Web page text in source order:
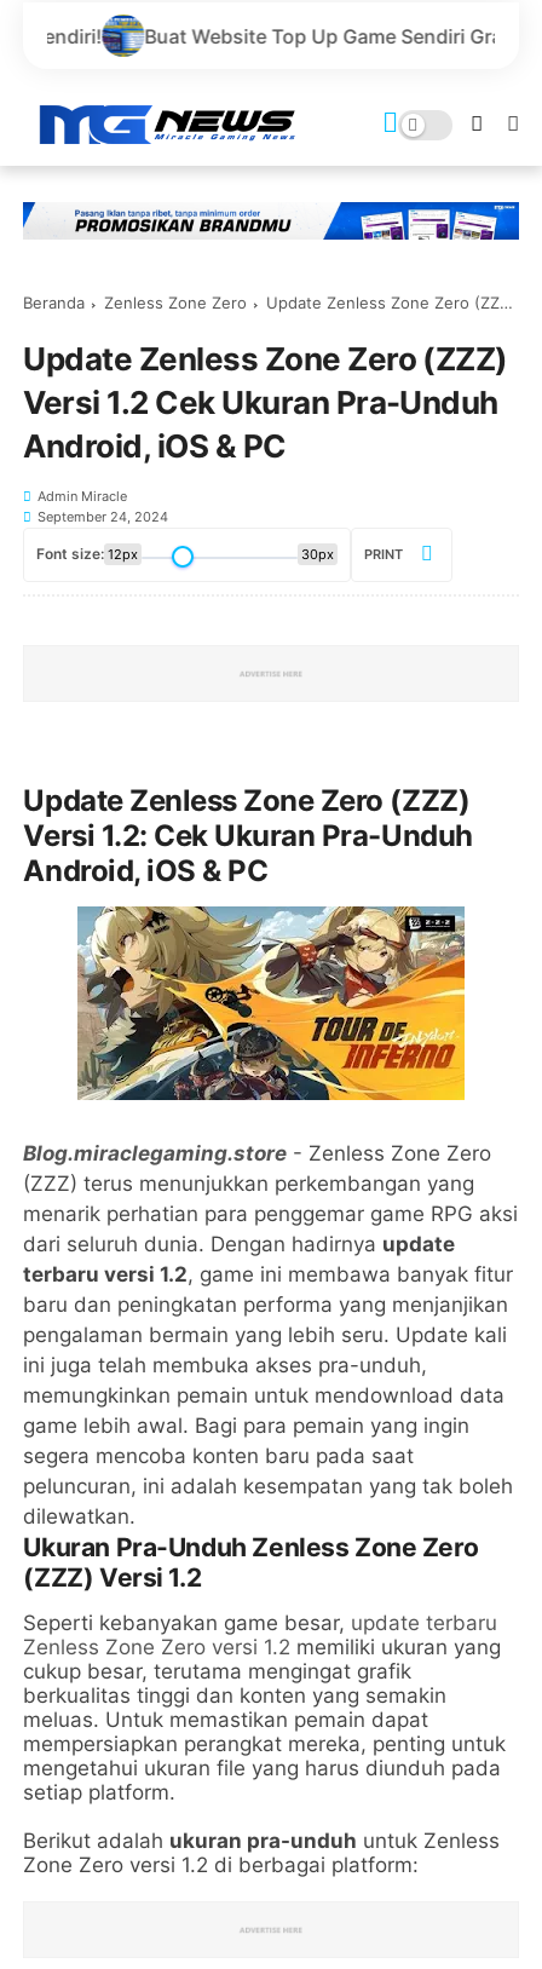
Buat Website Top Up Game Sendiri Gratis Domain dan
Beranda Zenless Zone Zero Update Zenless Zone Zero (ZZZ) Versi 1.2 Cek Ukuran Pra-Unduh Android, iOS & PC
Update Zenless Zone Zero (ZZZ)
Versi 1.2 Cek Ukuran Pra-Unduh
Android, iOS & PC
Admin Miracle
September 24, 2024
Font size: 12px 30px PRINT
Update Zenless Zone Zero (ZZZ)
Versi 1.2: Cek Ukuran Pra-Unduh
Android, iOS & PC
Blog.miraclegaming.store - Zenless Zone Zero
(ZZZ) terus menunjukkan perkembangan yang
menarik perhatian para penggemar game RPG aksi
dari seluruh dunia. Dengan hadirnya update
terbaru versi 1.2, game ini membawa banyak fitur
baru dan peningkatan performa yang menjanjikan
pengalaman bermain yang lebih seru. Update kali
ini juga telah membuka akses pra-unduh,
memungkinkan pemain untuk mendownload data
game lebih awal. Bagi para pemain yang ingin
segera mencoba konten baru pada saat
peluncuran, ini adalah kesempatan yang tak boleh
dilewatkan.
Ukuran Pra-Unduh Zenless Zone Zero
(ZZZ) Versi 1.2
Seperti kebanyakan game besar, update terbaru
Zenless Zone Zero versi 1.2 memiliki ukuran yang
cukup besar, terutama mengingat grafik
berkualitas tinggi dan konten yang semakin
meluas. Untuk memastikan pemain dapat
mempersiapkan perangkat mereka, penting untuk
mengetahui ukuran file yang harus diunduh pada
setiap platform.
Berikut adalah ukuran pra-unduh untuk Zenless
Zone Zero versi 1.2 di berbagai platform: